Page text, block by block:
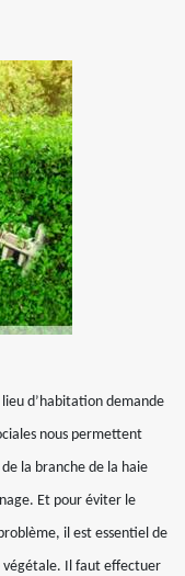
d’habitation demande
nous permettent
la branche de la haie
Et pour éviter le
il est essentiel de
végétale. Il faut effectuer